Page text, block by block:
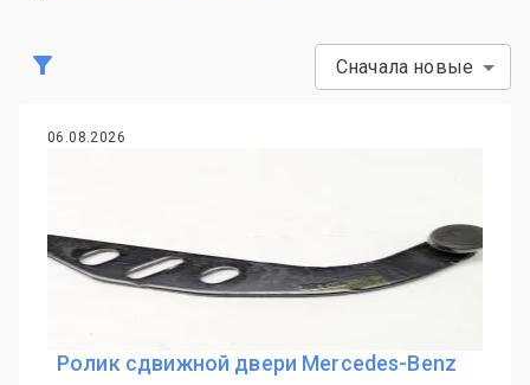
Сначала новые
06.08.2026
Ролик сдвижной двери Mercedes-Benz